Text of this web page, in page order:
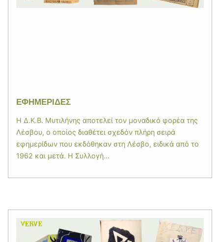
ΕΦΗΜΕΡΙΔΕΣ
Η Δ.Κ.Β. Μυτιλήνης αποτελεί τον μοναδικό φορέα της
Λέσβου, ο οποίος διαθέτει σχεδόν πλήρη σειρά
εφημερίδων που εκδόθηκαν στη Λέσβο, ειδικά από το
1962 και μετά. Η Συλλογή...